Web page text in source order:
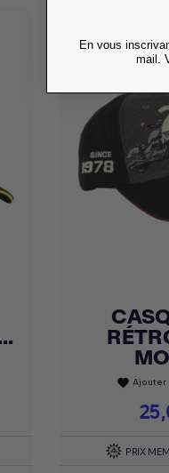
Achat
favorite Ajouter
Prix
PRIX
En vous
mail.